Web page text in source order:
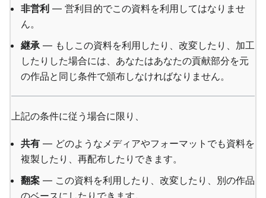
非営利 — 営利目的でこの資料を利用してはなりませ
ん。
継承— もしこの資料を利用したり、改変したり、加工
したりした場合には、あなたはあなたの貢献部分を元
の作品と同じ条件で頒布しなければなりません。
上記の条件に従う場合に限り、
共有 — どのようなメディアやフォーマットでも資料を
複製したり、再配布したりできます。
翻案 — この資料を利用したり、改変したり、別の作品
のベースにしたりできます。